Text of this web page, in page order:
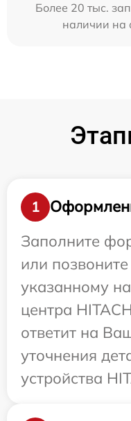
Более 20 тыс.
наличии на
1
Заполните
или
указанному
центра
ответит на
уточнения
устройства